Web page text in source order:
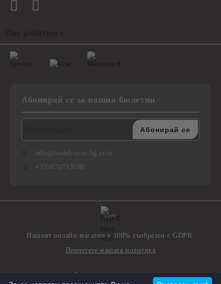
Абонирай се за нашия бюлетин
info@brandroom-bg.com
+359876753090
GDPR
Нашият онлайн магазин е 100% съобразен с GDPR.
Прочетете нашата политика